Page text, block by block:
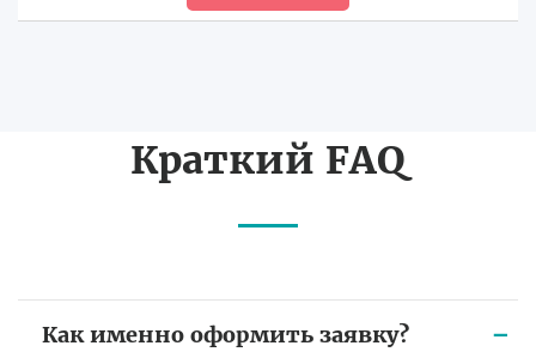
Краткий FAQ
Как именно оформить заявку?